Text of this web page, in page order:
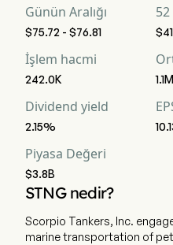
Günün Aralığı
$75.72 - $76.81
İşlem hacmi
242.0K 1.1M
Dividend yield
2.15%
Piyasa Değeri
$3.8B
STNG nedir?
Scorpio Tankers, Inc.
marine transportation of